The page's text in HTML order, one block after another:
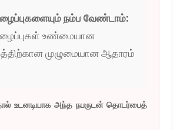
நம்ப வேண்டாம்:
உண்மையான
முழுமையான ஆதாரம்
உடனடியாக அந்த நபருடன் தொடர்பைத்